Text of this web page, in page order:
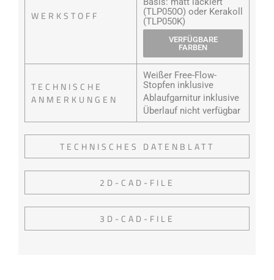
WERKSTOFF
(TLP050O) oder Kerakoll
(TLP050K)
VERFÜGBARE
FARBEN
TECHNISCHE
ANMERKUNGEN
Weißer Free-Flow-
Stopfen inklusive
Ablaufgarnitur inklusive
Überlauf nicht verfügbar
TECHNISCHES DATENBLATT
2D-CAD-FILE
3D-CAD-FILE